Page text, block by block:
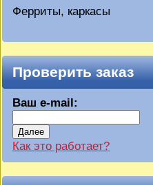
Ферриты, каркасы
Проверить заказ
Ваш e-mail:
Далее
Как это работает?